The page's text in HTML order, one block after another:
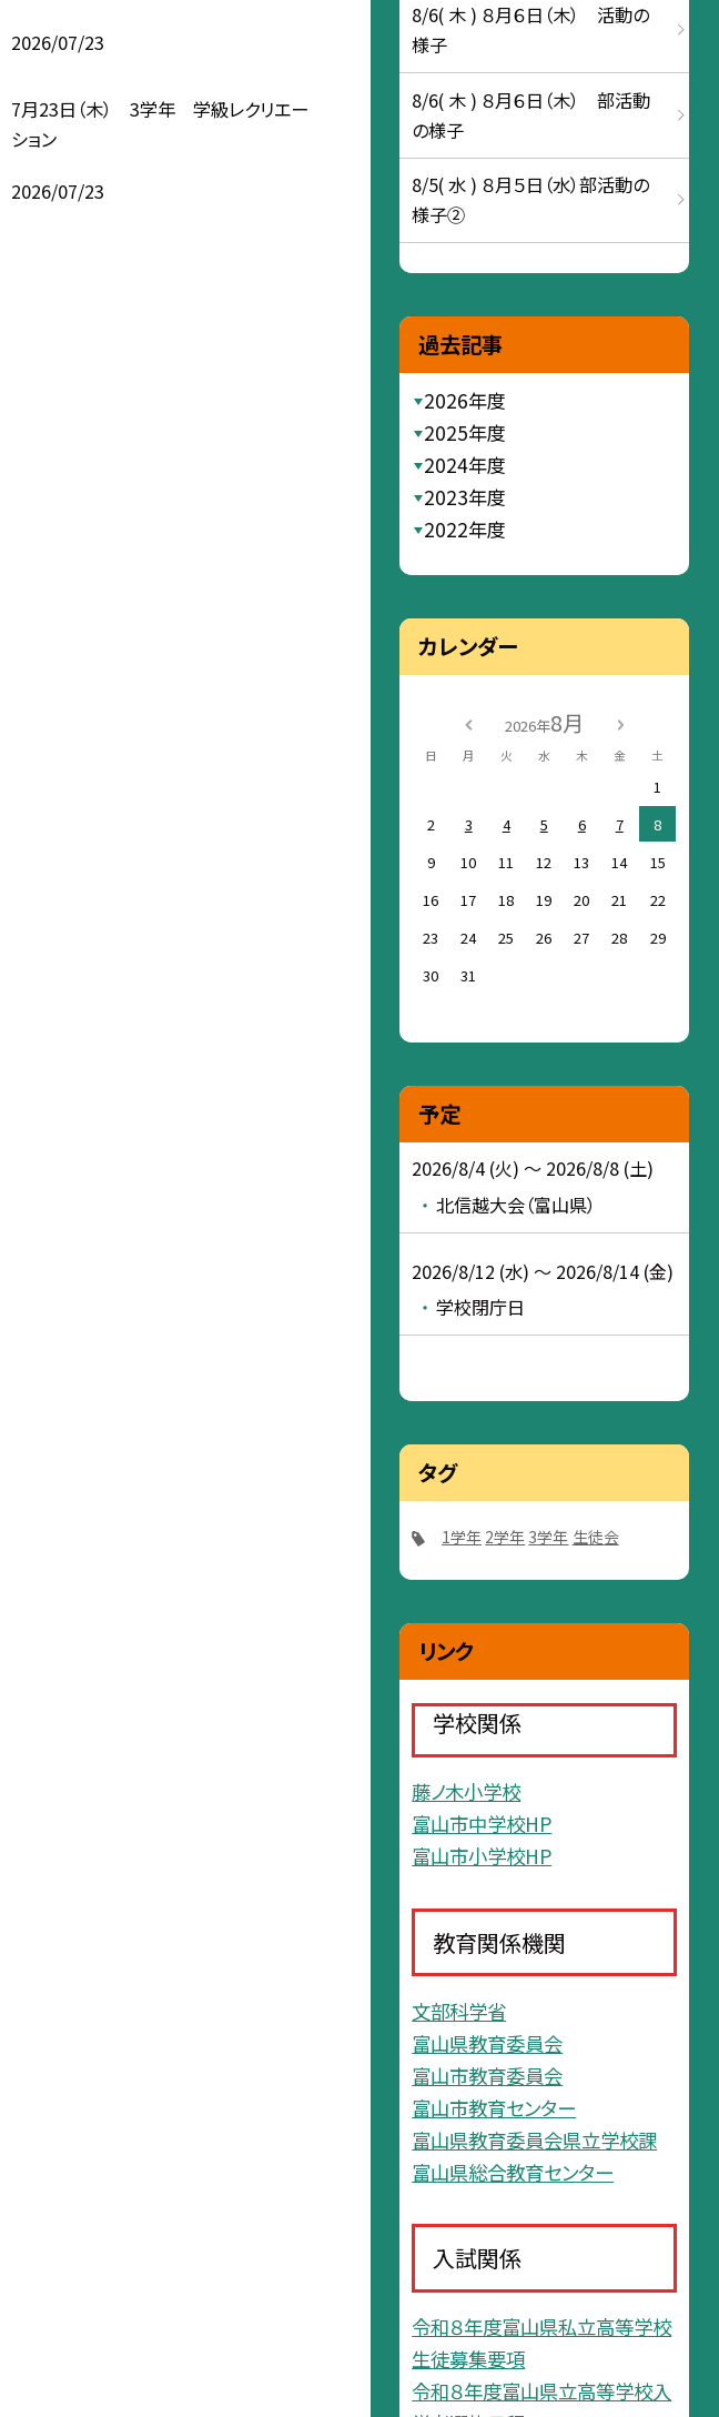
2026/07/23
7月23日（木） 3学年 学級レクリエー
ション
2026/07/23
8/6( 木 ) ８月６日（木） 活動の
様子
8/6( 木 ) ８月６日（木） 部活動
の様子
8/5( 水 ) ８月５日（水）部活動の
様子②
過去記事
2026年度
2025年度
2024年度
2023年度
2022年度
カレンダー
2026年8月
日 月 火 水 木 金 土
1
2
3 4 5 6 7
8
9
10 11 12 13 14
15
16
17 18 19 20 21
22
23
24 25 26 27 28
29
30
31
予定
2026/8/4 (火) ～ 2026/8/8 (土)
北信越大会（富山県）
2026/8/12 (水) ～ 2026/8/14 (金)
学校閉庁日
タグ
1学年 2学年 3学年 生徒会
リンク
学校関係
藤ノ木小学校
富山市中学校HP
富山市小学校HP
教育関係機関
文部科学省
富山県教育委員会
富山市教育委員会
富山市教育センター
富山県教育委員会県立学校課
富山県総合教育センター
入試関係
令和８年度富山県私立高等学校
生徒募集要項
令和８年度富山県立高等学校入